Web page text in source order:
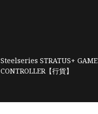
Steelseries STRATUS+ GAME
CONTROLLER【行貨】